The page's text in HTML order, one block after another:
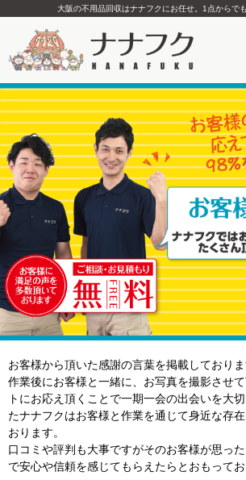
大阪の不用品回収はナナフクにお任せ。1点からで
お客様から頂いた感謝の言葉を掲載しておりま
作業後にお客様と一緒に、お写真を撮影させ
トにお応え頂くことで一期一会の出会いを大
たナナフクはお客様と作業を通じて身近な存
おります。
口コミや評判も大事ですがそのお客様が思っ
で安心や信頼を感じてもらえたらとおもってお